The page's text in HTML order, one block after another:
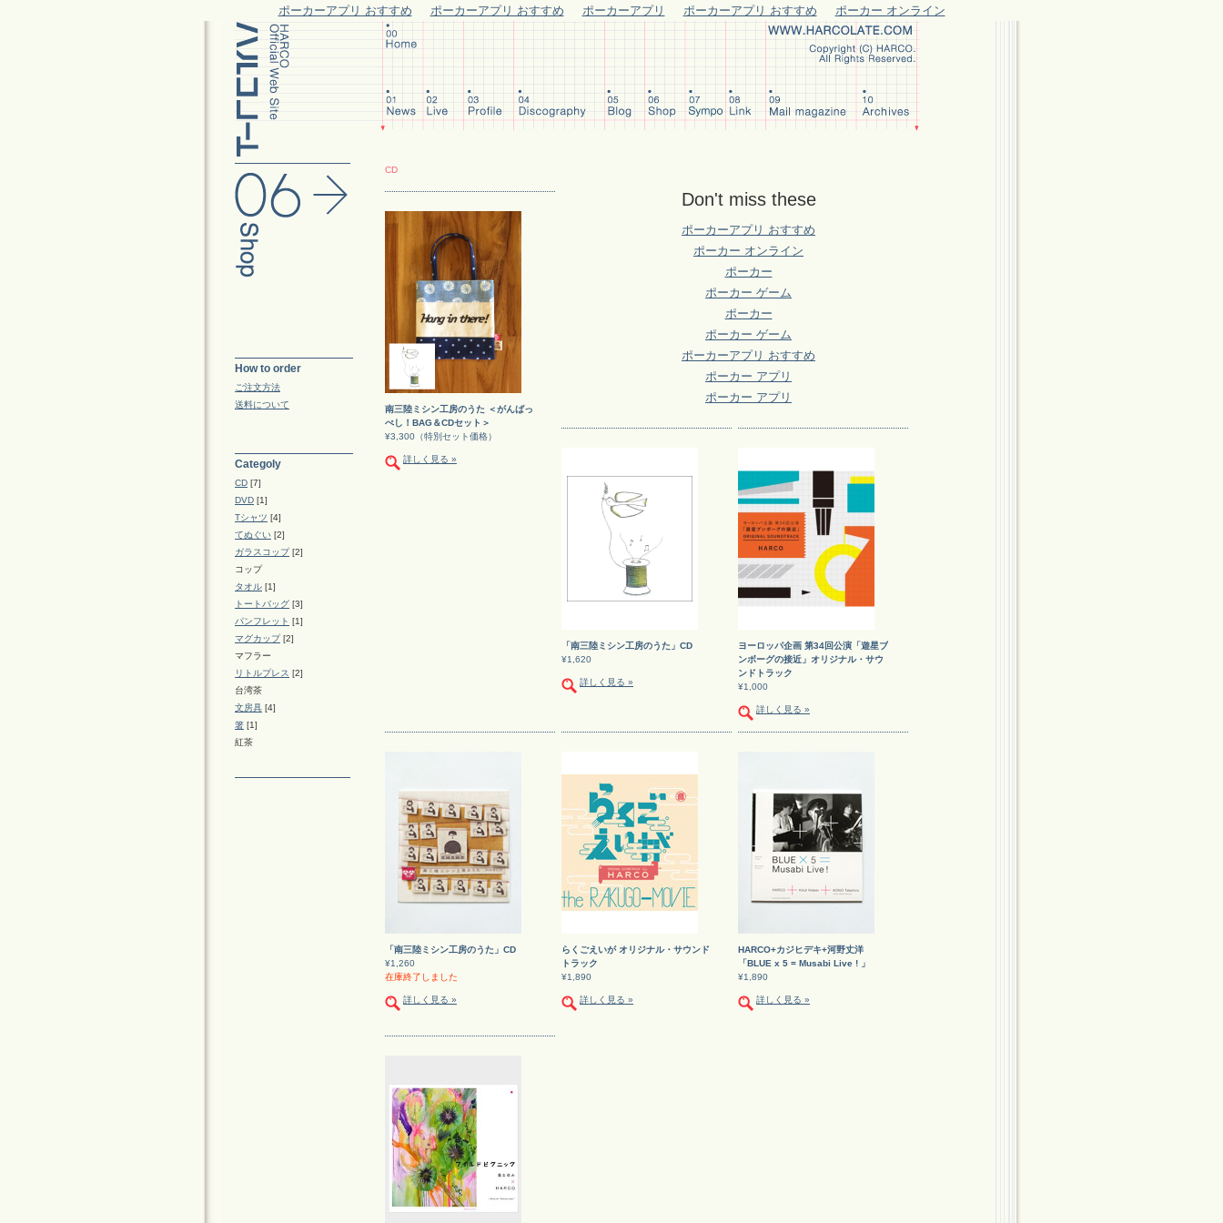
ポーカーアプリ おすすめ ポーカーアプリ おすすめ ポーカーアプリ ポーカーアプリ おすすめ ポーカー オンライン
How to order
ご注文方法
送料について
Categoly
CD [7]
DVD [1]
Tシャツ [4]
てぬぐい [2]
ガラスコップ[2]
コップ
タオル [1]
トートバッグ [3]
パンフレット [1]
マグカップ[2]
マフラー
リトルプレス [2]
台湾茶
文房具 [4]
箸 [1]
紅茶
CD
南三陸ミシン工房のうた ＜がんばっ
ぺし！BAG＆CDセット＞
¥3,300（特別セット価格）
詳しく見る »
Don't miss these
ポーカーアプリ おすすめ
ポーカー オンライン
ポーカー
ポーカー ゲーム
ポーカー
ポーカー ゲーム
ポーカーアプリ おすすめ
ポーカー アプリ
ポーカー アプリ
「南三陸ミシン工房のうた」CD
¥1,620
詳しく見る »
ヨーロッパ企画 第34回公演「遊星ブ
ンボーグの接近」オリジナル・サウ
ンドトラック
¥1,000
詳しく見る »
「南三陸ミシン工房のうた」CD
¥1,260
在庫終了しました
詳しく見る »
らくごえいが オリジナル・サウンド
トラック
¥1,890
詳しく見る »
HARCO+カジヒデキ+河野丈洋
「BLUE x 5 = Musabi Live ! 」
¥1,890
詳しく見る »